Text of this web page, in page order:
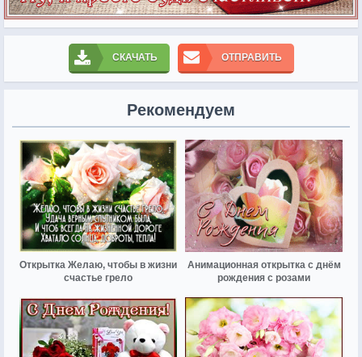
СКАЧАТЬ ОТПРАВИТЬ
Рекомендуем
Открытка Желаю, чтобы в жизни
счастье грело
Анимационная открытка с днём
рождения с розами